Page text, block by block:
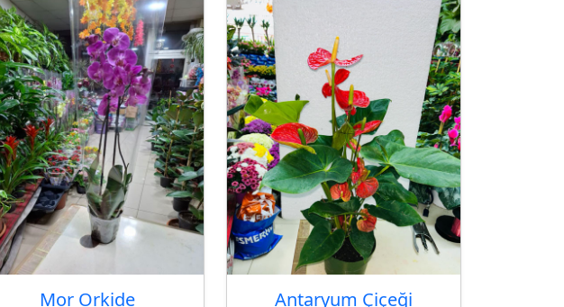
Mor Orkide Antaryum Çiçeği